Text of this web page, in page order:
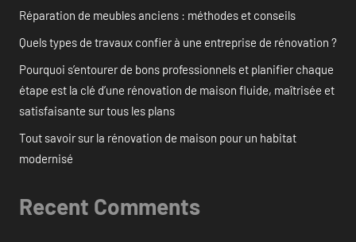
Réparation de meubles anciens : méthodes et conseils
Quels types de travaux confier à une entreprise de rénovation ?
Pourquoi s’entourer de bons professionnels et planifier chaque
étape est la clé d’une rénovation de maison fluide, maîtrisée et
satisfaisante sur tous les plans
Tout savoir sur la rénovation de maison pour un habitat
modernisé
Recent Comments